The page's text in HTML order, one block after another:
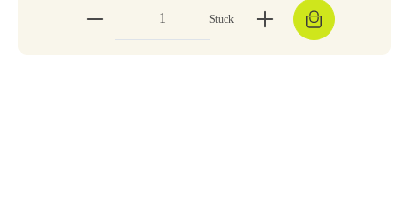
Stück